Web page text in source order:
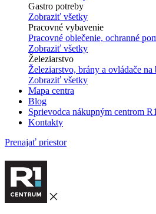
Gastro potreby
Zobraziť všetky
Pracovné vybavenie
Pracovné oblečenie, ochranné
Zobraziť všetky
Železiarstvo
Železiarstvo, brány a ovládače na
Zobraziť všetky
Mapa centra
Blog
Sprievodca nákupným centrom
Kontakty
Prenajať priestor